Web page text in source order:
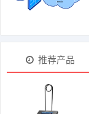
推荐产品